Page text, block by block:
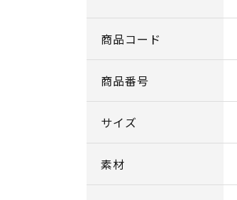
商品コード
商品番号
サイズ
素材